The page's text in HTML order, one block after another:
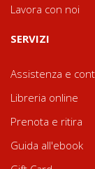
Lavora con noi
SERVIZI
Assistenza e
Libreria online
Prenota e ritira
Guida all'ebook